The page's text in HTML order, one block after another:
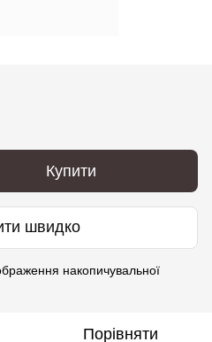
Купити
швидко
накопичувальної
Порівняти